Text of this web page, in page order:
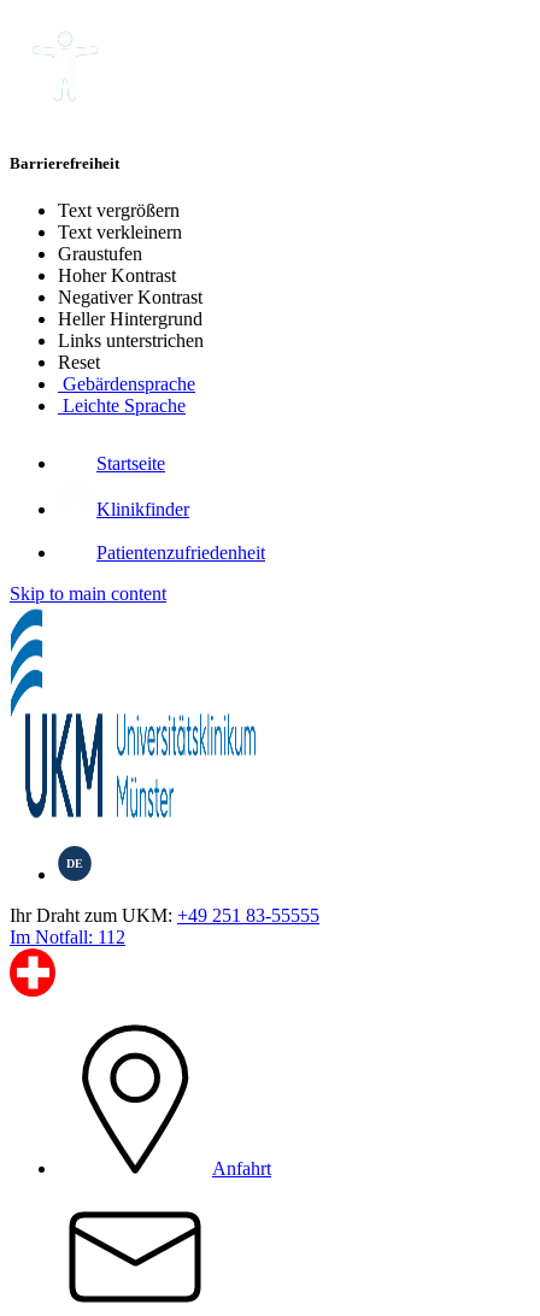
Barrierefreiheit
Text vergrößern
Text verkleinern
Graustufen
Hoher Kontrast
Negativer Kontrast
Heller Hintergrund
Links unterstrichen
Reset
Gebärdensprache
Leichte Sprache
Startseite
Klinikfinder
Patientenzufriedenheit
Skip to main content
DE
Ihr Draht zum UKM: +49 251 83-55555
Im Notfall: 112
Anfahrt